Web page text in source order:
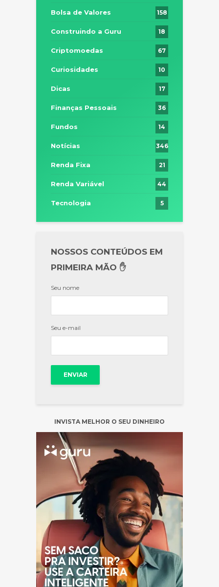
Bolsa de Valores 158
Construindo a Guru 18
Criptomoedas 67
Curiosidades 10
Dicas 17
Finanças Pessoais 36
Fundos 14
Notícias 346
Renda Fixa 21
Renda Variável 44
Tecnologia 5
NOSSOS CONTEÚDOS EM
PRIMEIRA MÃO ✋
Seu nome
Seu e-mail
INVISTA MELHOR O SEU DINHEIRO